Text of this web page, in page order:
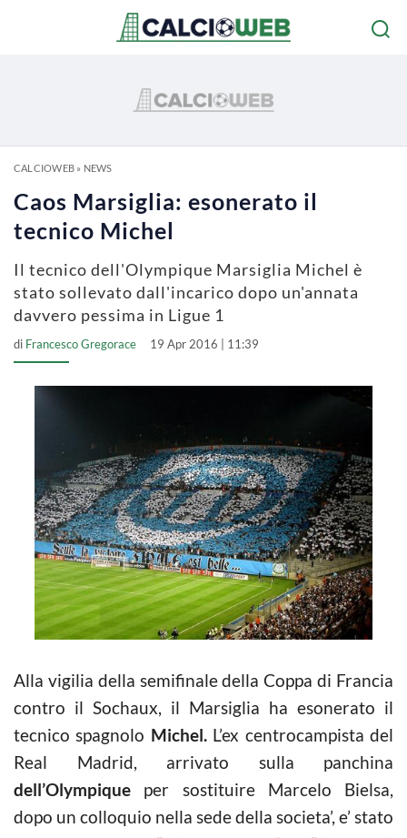
CALCIOWEB» NEWS
Caos Marsiglia: esonerato il
tecnico Michel
Il tecnico dell'Olympique Marsiglia Michel è
stato sollevato dall'incarico dopo un'annata
davvero pessima in Ligue 1
di Francesco Gregorace 19 Apr 2016 | 11:39
Alla vigilia della semifinale della Coppa di Francia
contro il Sochaux, il Marsiglia ha esonerato il
tecnico spagnolo Michel.L’ex centrocampista del
Real Madrid, arrivato sulla panchina
dell’Olympique per sostituire Marcelo Bielsa,
dopo un colloquio nella sede della societa’, e’ stato